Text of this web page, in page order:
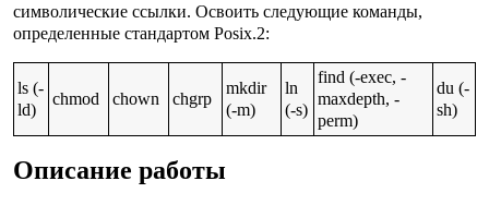
символические ссылки. Освоить следующие команды,
определенные стандартом Posix.2:
ls (-
ld)
chmod chown chgrp
mkdir
(-m)
ln
(-s)
find (-exec, -
maxdepth, -
perm)
du (-
sh)
Описание работы